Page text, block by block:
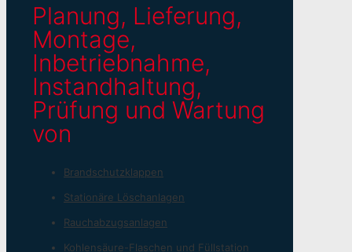
Planung, Lieferung,
Montage,
Inbetriebnahme,
Instandhaltung,
Prüfung und Wartung
von
Brandschutzklappen
Stationäre Löschanlagen
Rauchabzugsanlagen
Kohlensäure-Flaschen und Füllstation